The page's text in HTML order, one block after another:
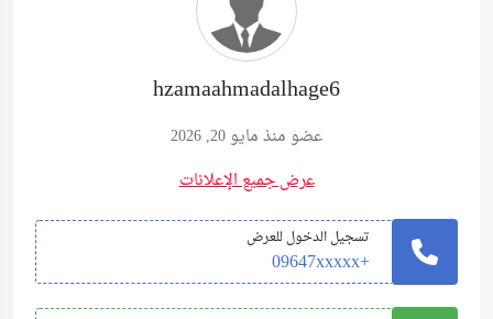
hzamaahmadalhage6
عضو منذ مايو 20, 2026
عرض جميع الإعلانات
تسجيل الدخول للعرض
+09647xxxxx